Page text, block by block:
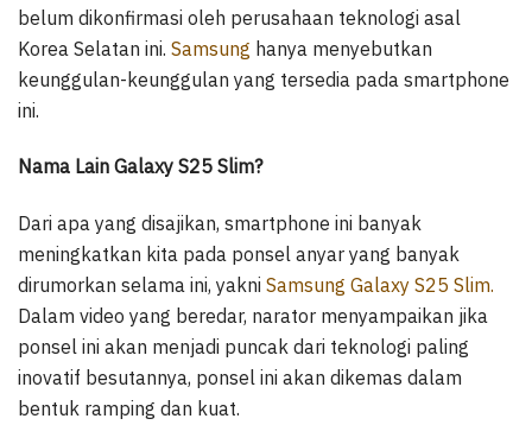
belum dikonfirmasi oleh perusahaan teknologi asal
Korea Selatan ini. Samsung hanya menyebutkan
keunggulan-keunggulan yang tersedia pada smartphone
ini.
Nama Lain Galaxy S25 Slim?
Dari apa yang disajikan, smartphone ini banyak
meningkatkan kita pada ponsel anyar yang banyak
dirumorkan selama ini, yakni Samsung Galaxy S25 Slim.
Dalam video yang beredar, narator menyampaikan jika
ponsel ini akan menjadi puncak dari teknologi paling
inovatif besutannya, ponsel ini akan dikemas dalam
bentuk ramping dan kuat.